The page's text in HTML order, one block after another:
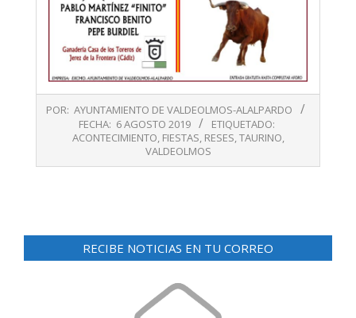
08-
POR: AYUNTAMIENTO DE VALDEOLMOS-ALALPARDO
FECHA: 6 AGOSTO 2019
ETIQUETADO:
ACONTECIMIENTO, FIESTAS, RESES,TAURINO,
VALDEOLMOS
RECIBE NOTICIAS EN TU CORREO